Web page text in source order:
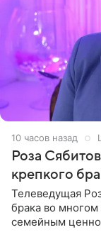
10 часов назад
Роза
крепкого
Телеведущая
брака во многом
семейным